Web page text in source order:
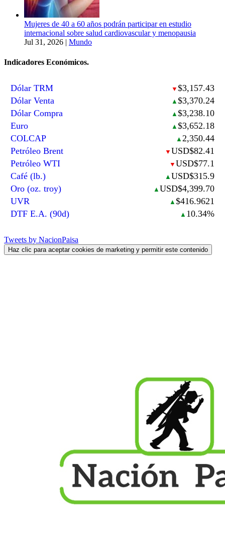
Mujeres de 40 a 60 años podrán participar en estudio
internacional sobre salud cardiovascular y menopausia
Jul 31, 2026 | Mundo
Indicadores Económicos.
Dólar TRM ▼ $3,157.43
Dólar Venta
▲ $3,370.24
Dólar Compra
▲ $3,238.10
Euro
▲ $3,652.18
COLCAP
▲ 2,350.44
Petróleo Brent
▼ USD$82.41
Petróleo WTI
▼ USD$77.1
Café (lb.)
▲ USD$315.9
Oro (oz. troy)
▲ USD$4,399.70
UVR
▲ $416.9621
DTF E.A. (90d)
▲ 10.34%
Tweets by NacionPaisa
Haz clic para aceptar cookies de marketing y permitir este contenido